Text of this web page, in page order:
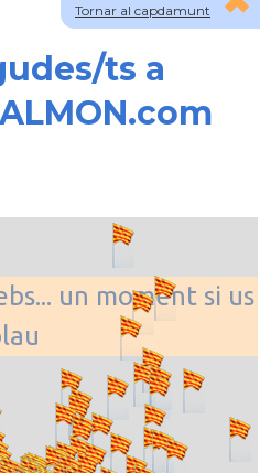
Tornar al capdamunt
ts a
un moment si us